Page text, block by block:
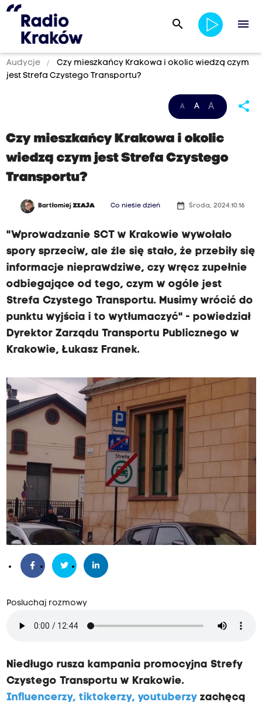
search menu
Audycje
Czy mieszkańcy Krakowa i okolic wiedzą czym
jest Strefa Czystego Transportu?
A A A share
Czy mieszkańcy Krakowa i okolic
wiedzą czym jest Strefa Czystego
Transportu?
BartłomiejZIAJA Co niesie dzień date_range Środa, 2024.10.16
"Wprowadzanie SCT w Krakowie wywołało
spory sprzeciw, ale źle się stało, że przebiły się
informacje nieprawdziwe, czy wręcz zupełnie
odbiegające od tego, czym w ogóle jest
Strefa Czystego Transportu. Musimy wrócić do
punktu wyjścia i to wytłumaczyć" - powiedział
Dyrektor Zarządu Transportu Publicznego w
Krakowie, Łukasz Franek.
Posluchaj rozmowy
Niedługo rusza kampania promocyjna Strefy
Czystego Transportu w Krakowie.
Influencerzy, tiktokerzy, youtuberzyzachęcą